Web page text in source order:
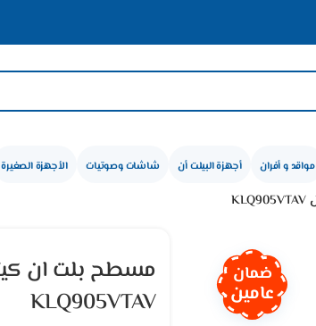
مواقد و أفران أجهزة البيلت أن شاشات وصوتيات الأجهزة الصغيرة
ضمان
عامين
KLQ905VTAV